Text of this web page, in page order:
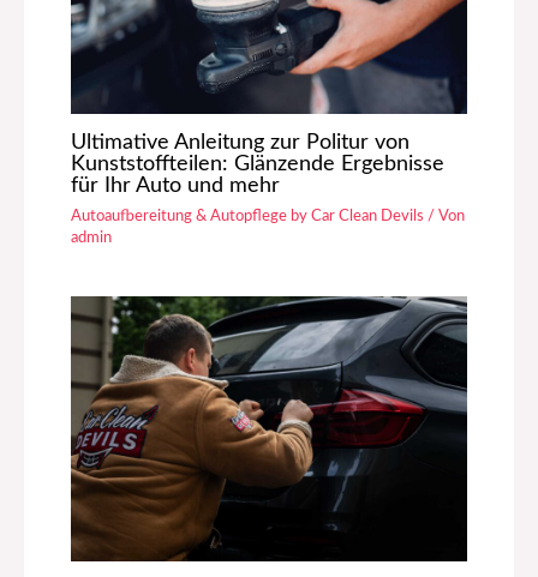
Ultimative Anleitung zur Politur von
Kunststoffteilen: Glänzende Ergebnisse
für Ihr Auto und mehr
Autoaufbereitung & Autopflege by Car Clean Devils / Von
admin